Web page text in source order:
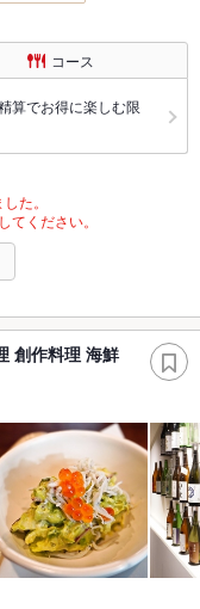
コース
算でお得に楽しむ限
た。
ください。
創作料理 海鮮